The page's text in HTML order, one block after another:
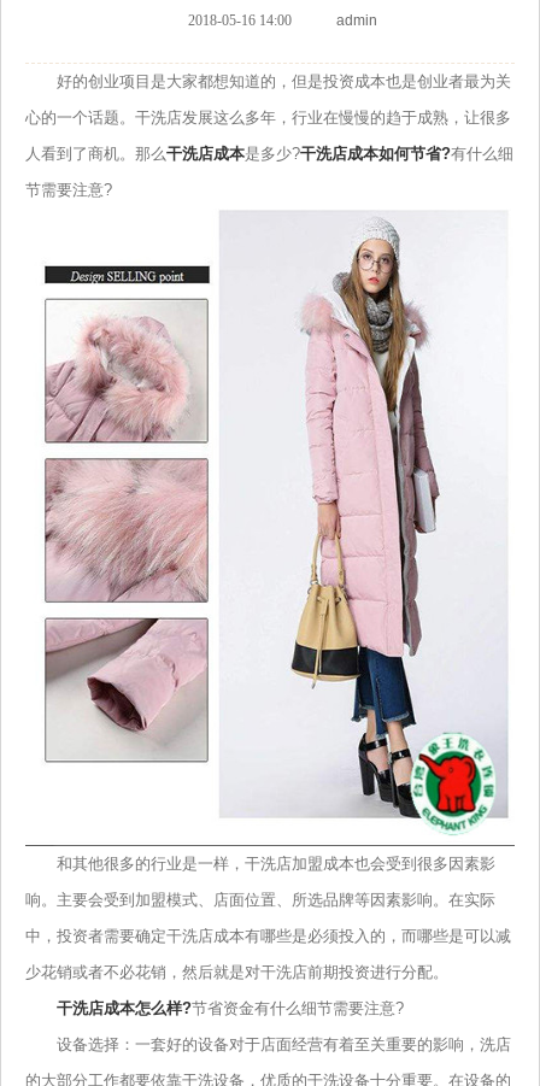
2018-05-16 14:00 admin
好的创业项目是大家都想知道的，但是投资成本也是创业者最为关
心的一个话题。干洗店发展这么多年，行业在慢慢的趋于成熟，让很多
人看到了商机。那么干洗店成本是多少?干洗店成本如何节省?有什么细
节需要注意?
和其他很多的行业是一样，干洗店加盟成本也会受到很多因素影
响。主要会受到加盟模式、店面位置、所选品牌等因素影响。在实际
中，投资者需要确定干洗店成本有哪些是必须投入的，而哪些是可以减
少花销或者不必花销，然后就是对干洗店前期投资进行分配。
干洗店成本怎么样?节省资金有什么细节需要注意?
设备选择：一套好的设备对于店面经营有着至关重要的影响，洗店
的大部分工作都要依靠干洗设备，优质的干洗设备十分重要。在设备的